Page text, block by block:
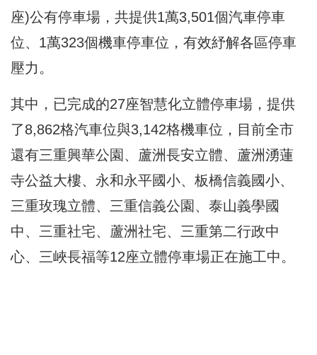
座)公有停車場，共提供1萬3,501個汽車停車
位、1萬323個機車停車位，有效紓解各區停車
壓力。
其中，已完成的27座智慧化立體停車場，提供
了8,862格汽車位與3,142格機車位，目前全市
還有三重興華公園、蘆洲長安立體、蘆洲湧蓮
寺公益大樓、永和永平國小、板橋信義國小、
三重玫瑰立體、三重信義公園、泰山義學國
中、三重社宅、蘆洲社宅、三重第二行政中
心、三峽長福等12座立體停車場正在施工中。